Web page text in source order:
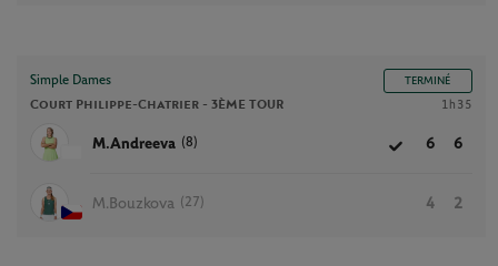
Simple Dames TERMINÉ
Court Philippe-Chatrier - 3ÈME TOUR 1h35
M.Andreeva (8) 6 6
M.Bouzkova (27) 4 2